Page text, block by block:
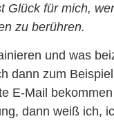
Glück für mich,
zu berühren.
und was
dann zum
E-Mail
dann weiß ich,